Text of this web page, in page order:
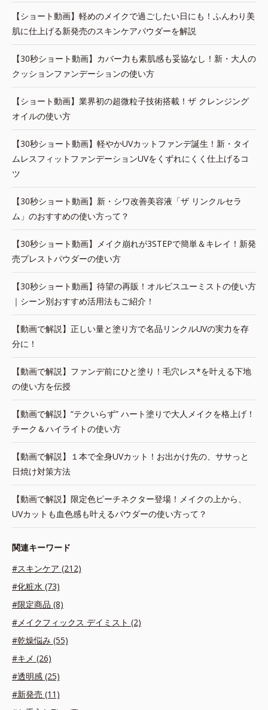
【ショート動画】軽めのメイクで過ごしたい日にも！ふんわり美
肌に仕上げる新発売のスキンケアパウダーを解説
【30秒ショート動画】カバー力も素肌感も妥協なし！新・大人の
クッションファンデーションの使い方
【ショート動画】業界初の超微粒子技術搭載！ザ クレンジング
オイルの使い方
【30秒ショート動画】軽やかUVカットファンデ誕生！新・タイ
ムレスフィットファンデーションUVをくずれにくく仕上げるコ
ツ
【30秒ショート動画】新・シワ改善美容液「ザ リンクルセラ
ム」のおすすめの使い方って？
【30秒ショート動画】メイク崩れが3STEPで簡単＆キレイ！新発
売プレストパウダーの使い方
【30秒ショート動画】待望の再販！オルビスユーミストの使い方
｜シーン別おすすめ活用法もご紹介！
【動画で解説】正しい量と塗り方で名品リンクルUVの実力を存
分に！
【動画で解説】ファンデ前にひと塗り！毛穴レス*を叶える下地
の使い方を伝授
【動画で解説】“テクいらず” ハート塗りで大人メイクを格上げ！
チーク＆ハイライトの使い方
【動画で解説】１本で全身UVカット！お出かけ先の、ササっと
日焼け対策方法
【動画で解説】限定色ピーチネクター登場！メイクの上から、
UVカットも血色感も叶えるパウダーの使い方って？
関連キーワード
#スキンケア (212)
#化粧水 (73)
#限定商品 (8)
#メイクフィックス デイミスト (2)
#乾燥悩み (55)
#キメ (26)
#透明感 (25)
#新発売 (11)